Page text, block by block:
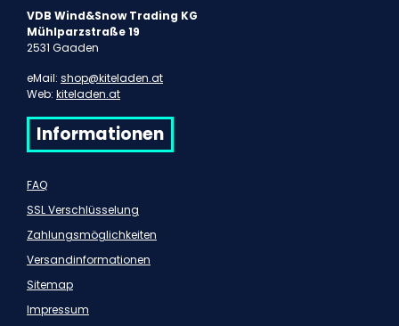
VDB Wind&Snow Trading KG
Mühlparzstraße 19
2531 Gaaden
eMail: shop@kiteladen.at
Web: kiteladen.at
Informationen
FAQ
SSL Verschlüsselung
Zahlungsmöglichkeiten
Versandinformationen
Sitemap
Impressum